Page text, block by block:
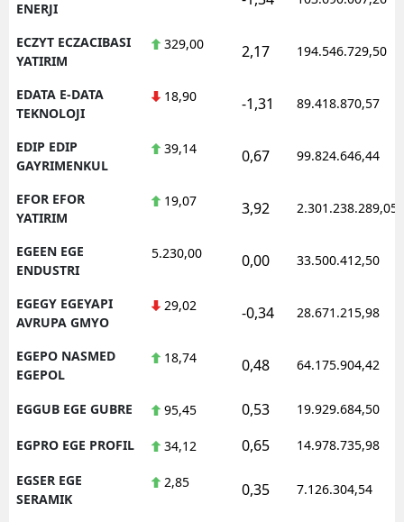
ENERJI
ECZYT ECZACIBASI
YATIRIM
329,00 2,17 194.546.729,50
EDATA E-DATA
TEKNOLOJI
18,90 -1,31 89.418.870,57
EDIP EDIP
GAYRIMENKUL
39,14 0,67 99.824.646,44
EFOR EFOR
YATIRIM
19,07 3,92 2.301.238.289,05
EGEEN EGE
ENDUSTRI
5.230,00 0,00 33.500.412,50
EGEGY EGEYAPI
AVRUPA GMYO
29,02 -0,34 28.671.215,98
EGEPO NASMED
EGEPOL
18,74 0,48 64.175.904,42
EGGUB EGE GUBRE 95,45 0,53 19.929.684,50
EGPRO EGE PROFIL 34,12 0,65 14.978.735,98
EGSER EGE
SERAMIK
2,85 0,35 7.126.304,54